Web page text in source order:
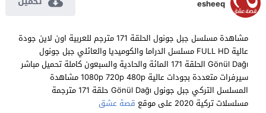
esheeq
مشاهدة مسلسل جبل جونول الحلقة 171 مترجم للعربية اون لاين جودة
عالية FULL HD مسلسل الدراما والكوميديا والعائلي جبل جونول
Gönül Dağı الحلقة 171 المائة والحادية والسبعون كاملة تحميل مباشر
سيرفرات متعددة بجودات عالية 1080p 720p 480p مشاهدة
المسلسل التركي جبل جونول Gönül Dağı حلقة 171 مترجمة
مسلسلات تركية 2020 على موقع
قصة عشق